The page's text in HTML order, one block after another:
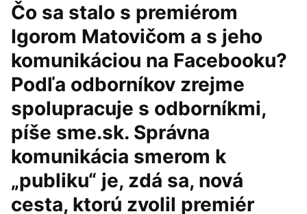
Čo sa stalo s premiérom
Igorom Matovičom a s jeho
komunikáciou na Facebooku?
Podľa odborníkov zrejme
spolupracuje s odborníkmi,
píše sme.sk. Správna
komunikácia smerom k
„publiku“ je, zdá sa, nová
cesta, ktorú zvolil premiér